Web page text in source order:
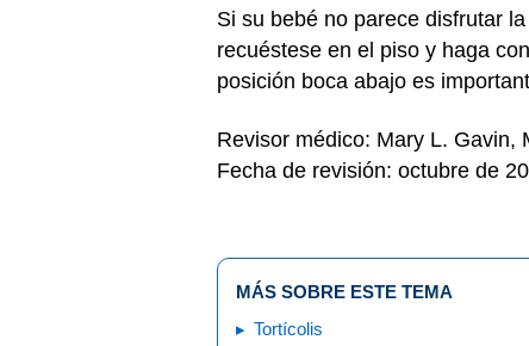
Si su bebé no parece disfrutar
recuéstese en el piso y haga
posición boca abajo es
Revisor médico: Mary L. Gavin,
Fecha de revisión: octubre de
MÁS SOBRE ESTE TEMA
Tortícolis